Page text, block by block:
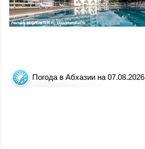
Погода в Абхазии на 07.08.2026